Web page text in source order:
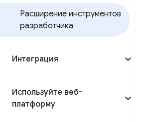
Расширение инструментов
разработчика
Интеграция
Используйте веб-
платформу